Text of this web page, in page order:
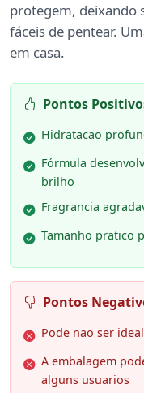
protegem, deixando
fáceis de pentear.
em casa.
Pontos
Hidratacao
Fórmula
brilho
Fragrancia
Tamanho pratico
Pontos
Pode nao ser
A embalagem
alguns usuarios